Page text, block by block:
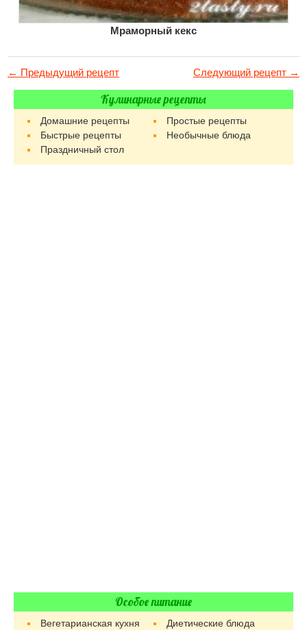
Мраморный кекс
← Предыдущий рецепт Следующий рецепт →
Кулинарные рецепты
Домашние рецепты
Простые рецепты
Быстрые рецепты
Необычные блюда
Праздничный стол
Особое питание
Вегетарианская кухня
Диетические блюда